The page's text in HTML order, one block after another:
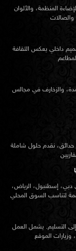
المنظمة، والألوان
داخلي يعكس الثقافة
والزخارف في مجالس
نقدم حلول شاملة
دبي، إسطنبول، الرياض،
التسليم. يشمل العمل